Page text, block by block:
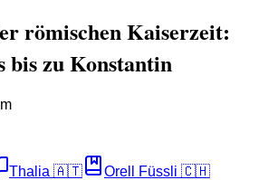
römischen Kaiserzeit:
bis zu Konstantin
Thalia 🇦🇹 Orell Füssli 🇨🇭